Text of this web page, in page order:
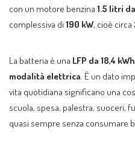
con un motore benzina 1.5 litri
complessiva di 190 kW, cioè circa
La batteria è una LFP da 18,4 kWh
modalità elettrica. È un dato
vita quotidiana significano una
scuola, spesa, palestra, suoceri,
quasi sempre senza consumare